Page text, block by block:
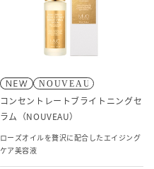
コンセントレートブライトニングセ
ラム（NOUVEAU）
ローズオイルを贅沢に配合したエイジング
ケア美容液